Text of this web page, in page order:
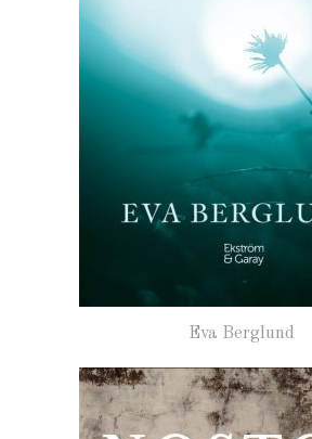
Eva Berglund